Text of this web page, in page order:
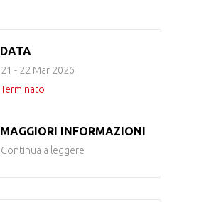
DATA
21 - 22 Mar 2026
Terminato
MAGGIORI INFORMAZIONI
Continua a leggere